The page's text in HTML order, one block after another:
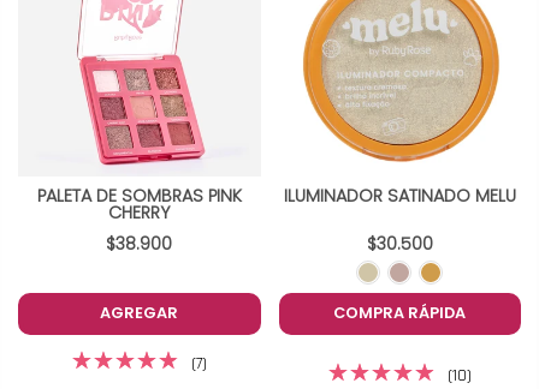
PALETA DE SOMBRAS PINK
CHERRY
$38.900
AGREGAR
(7)
ILUMINADOR SATINADO MELU
$30.500
COMPRA RÁPIDA
(10)